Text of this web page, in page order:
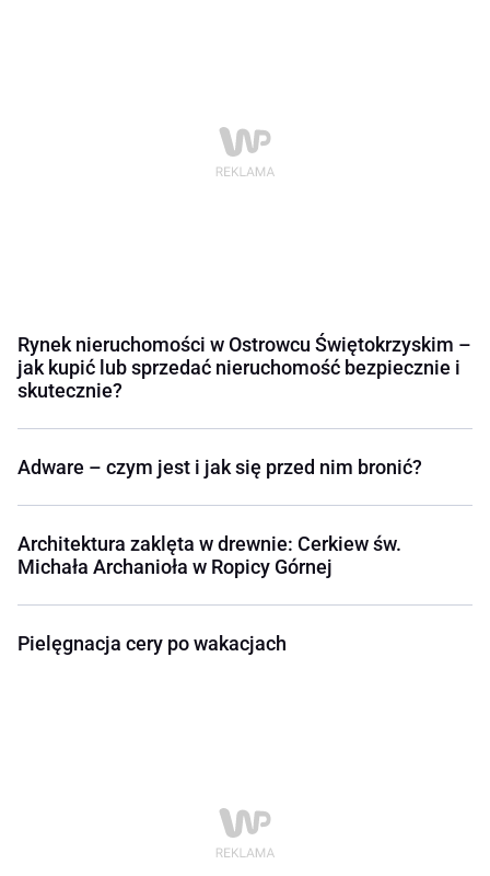
Rynek nieruchomości w Ostrowcu Świętokrzyskim –
jak kupić lub sprzedać nieruchomość bezpiecznie i
skutecznie?
Adware – czym jest i jak się przed nim bronić?
Architektura zaklęta w drewnie: Cerkiew św.
Michała Archanioła w Ropicy Górnej
Pielęgnacja cery po wakacjach